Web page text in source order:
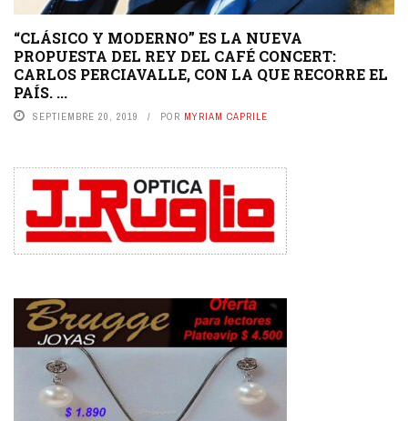
“CLÁSICO Y MODERNO” ES LA NUEVA
PROPUESTA DEL REY DEL CAFÉ CONCERT:
CARLOS PERCIAVALLE, CON LA QUE RECORRE EL
PAÍS. ...
SEPTIEMBRE 20, 2019 POR MYRIAM CAPRILE